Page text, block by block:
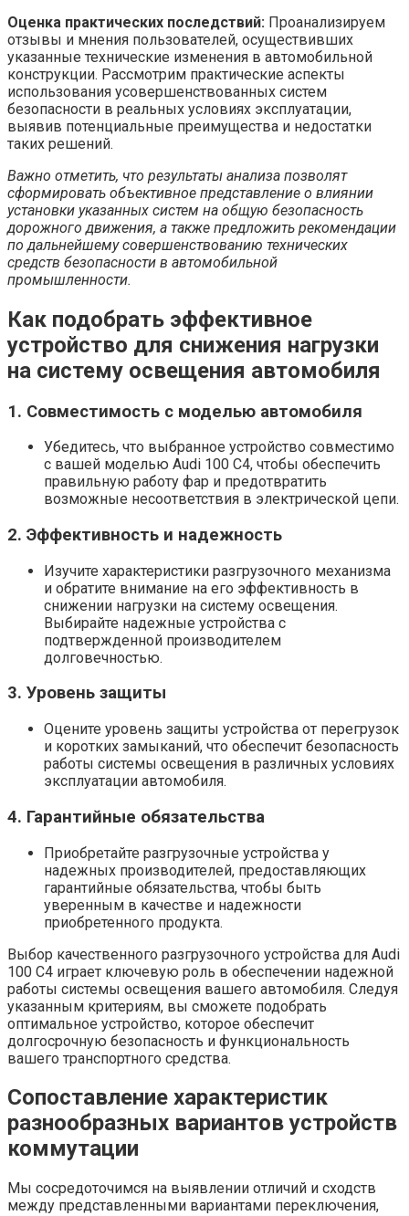
Оценка практических последствий: Проанализируем
отзывы и мнения пользователей, осуществивших
указанные технические изменения в автомобильной
конструкции. Рассмотрим практические аспекты
использования усовершенствованных систем
безопасности в реальных условиях эксплуатации,
выявив потенциальные преимущества и недостатки
таких решений.
Важно отметить, что результаты анализа позволят
сформировать объективное представление о влиянии
установки указанных систем на общую безопасность
дорожного движения, а также предложить рекомендации
по дальнейшему совершенствованию технических
средств безопасности в автомобильной
промышленности.
Как подобрать эффективное
устройство для снижения нагрузки
на систему освещения автомобиля
1. Совместимость с моделью автомобиля
Убедитесь, что выбранное устройство совместимо
с вашей моделью Audi 100 C4, чтобы обеспечить
правильную работу фар и предотвратить
возможные несоответствия в электрической цепи.
2. Эффективность и надежность
Изучите характеристики разгрузочного механизма
и обратите внимание на его эффективность в
снижении нагрузки на систему освещения.
Выбирайте надежные устройства с
подтвержденной производителем
долговечностью.
3. Уровень защиты
Оцените уровень защиты устройства от перегрузок
и коротких замыканий, что обеспечит безопасность
работы системы освещения в различных условиях
эксплуатации автомобиля.
4. Гарантийные обязательства
Приобретайте разгрузочные устройства у
надежных производителей, предоставляющих
гарантийные обязательства, чтобы быть
уверенным в качестве и надежности
приобретенного продукта.
Выбор качественного разгрузочного устройства для Audi
100 C4 играет ключевую роль в обеспечении надежной
работы системы освещения вашего автомобиля. Следуя
указанным критериям, вы сможете подобрать
оптимальное устройство, которое обеспечит
долгосрочную безопасность и функциональность
вашего транспортного средства.
Сопоставление характеристик
разнообразных вариантов устройств
коммутации
Мы сосредоточимся на выявлении отличий и сходств
между представленными вариантами переключения,